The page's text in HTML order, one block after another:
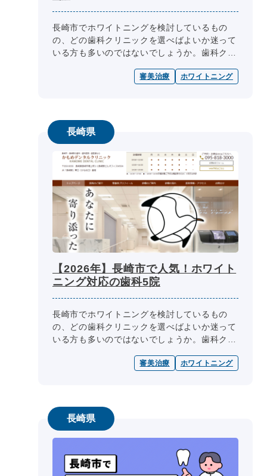
長崎市でホワイトニングを検討しているもの
の、どの歯科クリニックを選べばよいか迷って
いる方も多いのではないでしょうか。歯科クリ
容、診療日・診療時間、院内設備、費用...
審美治療 ホワイトニング
長崎県
【2026年】長崎市で人気！ホワイト
ニング対応の歯科5院
長崎市でホワイトニングを検討しているもの
の、どの歯科クリニックを選べばよいか迷って
いる方も多いのではないでしょうか。歯科クリ
容、診療日・診療時間、院内設備、費用...
審美治療 ホワイトニング
長崎県